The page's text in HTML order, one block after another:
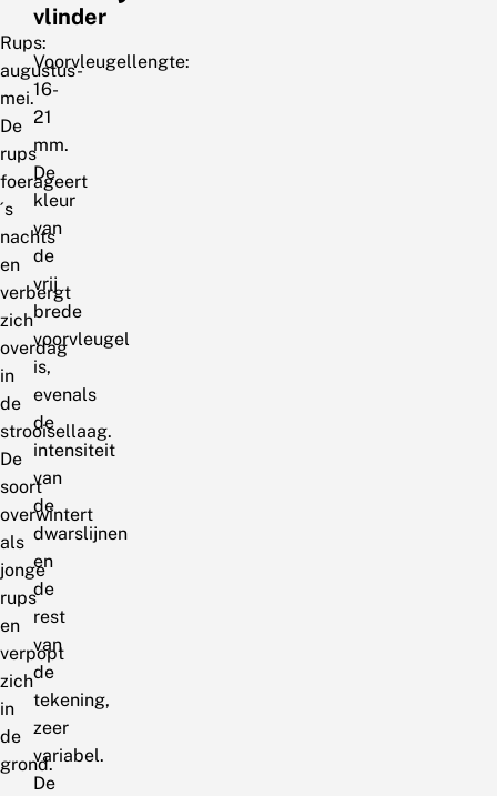
Rups:
augustus-
mei.
De
rups
foerageert
´s
nachts
en
verbergt
zich
overdag
in
de
strooisellaag.
De
soort
overwintert
als
jonge
rups
en
verpopt
zich
in
de
grond.
vlinder
Voorvleugellengte:
16-
21
mm.
De
kleur
van
de
vrij
brede
voorvleugel
is,
evenals
de
intensiteit
van
de
dwarslijnen
en
de
rest
van
de
tekening,
zeer
variabel.
De